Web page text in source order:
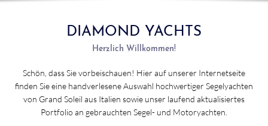
DIAMOND YACHTS
Herzlich Willkommen!
Schön, dass Sie vorbeischauen! Hier auf unserer Internetseite
finden Sie eine handverlesene Auswahl hochwertiger Segelyachten
von Grand Soleil aus Italien sowie unser laufend aktualisiertes
Portfolio an gebrauchten Segel- und Motoryachten.